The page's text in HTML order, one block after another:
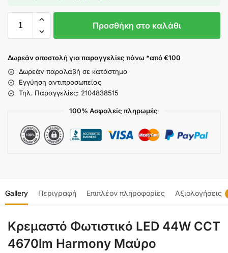
Προσθήκη στο καλάθι
Δωρεάν αποστολή για παραγγελίες πάνω *από €100
Δωρεάν παραλαβή σε κατάστημα
Εγγύηση αντιπροσωπείας
Τηλ. Παραγγελίες: 2104838515
100% Ασφαλείς πληρωμές
Gallery Περιγραφή Επιπλέον πληροφορίες Αξιολογήσεις
Κρεμαστό Φωτιστικό LED 44W CCT
4670lm Harmony Μαύρο